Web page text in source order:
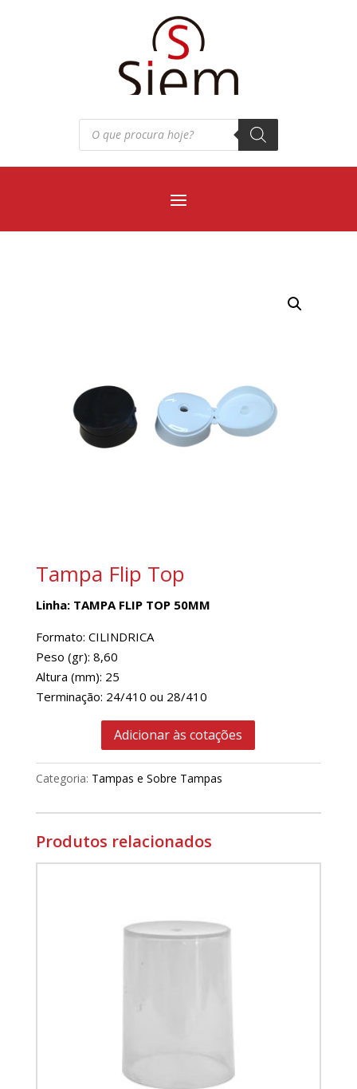
Pesquisar
produtos
Tampa Flip Top
Linha: TAMPA FLIP TOP 50MM
Formato: CILINDRICA
Peso (gr): 8,60
Altura (mm): 25
Terminação: 24/410 ou 28/410
Adicionar às cotações
Categoria: Tampas e Sobre Tampas
Produtos relacionados